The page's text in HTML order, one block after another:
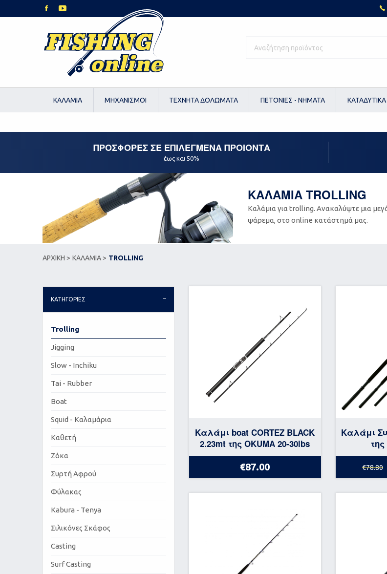
ΚΑΛΑΜΙΑ ΜΗΧΑΝΙΣΜΟΙ ΤΕΧΝΗΤΑ ΔΟΛΩΜΑΤΑ ΠΕΤΟΝΙΕΣ - ΝΗΜΑΤΑ ΚΑΤΑΔΥΤΙΚΑ
ΠΡΟΣΦΟΡΕΣ ΣΕ ΕΠΙΛΕΓΜΕΝΑ ΠΡΟΙΟΝΤΑ
έως και 50%
ΚΑΛΑΜΙΑ TROLLING
Καλάμια για trolling. Ανακαλύψτε μια
ψάρεμα, στο online κατάστημά μας.
ΑΡΧΙΚΗ > ΚΑΛΑΜΙΑ > TROLLING
ΚΑΤΗΓΟΡΙΕΣ
Trolling
Jigging
Slow - Inchiku
Tai - Rubber
Boat
Squid - Καλαμάρια
Καθετή
Ζόκα
Συρτή Αφρού
Φύλακας
Kabura - Tenya
Σιλικόνες Σκάφος
Casting
Surf Casting
Καλάμι boat CORTEZ BLACK
2.23mt της OKUMA 20-30lbs
€87.00
Καλάμι
€78.80